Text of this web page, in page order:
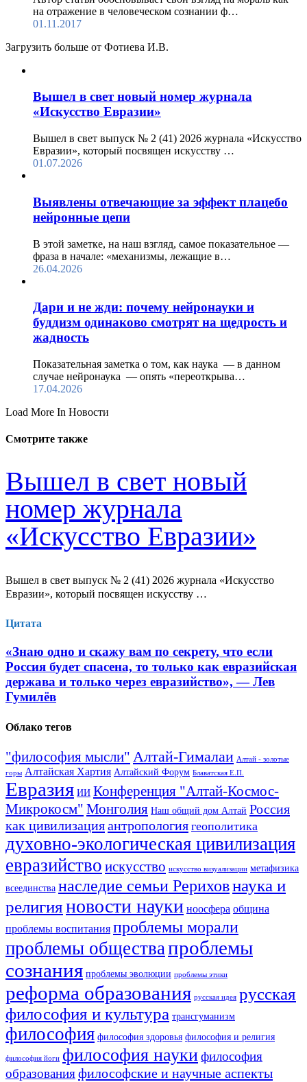
на отражение в человеческом сознании ф…
01.11.2017
Загрузить больше от Фотиева И.В.
Вышел в свет новый номер журнала
«Искусство Евразии»
Вышел в свет выпуск № 2 (41) 2026 журнала «Искусство
Евразии», который посвящен искусству …
01.07.2026
Выявлены отвечающие за эффект плацебо
нейронные цепи
В этой заметке, на наш взгляд, самое показательное —
фраза в начале: «механизмы, лежащие в…
26.04.2026
Дари и не жди: почему нейронауки и
буддизм одинаково смотрят на щедрость и
жадность
Показательная заметка о том, как наука — в данном
случае нейронаука — опять «переоткрыва…
17.04.2026
Load More In Новости
Смотрите также
Вышел в свет новый
номер журнала
«Искусство Евразии»
Вышел в свет выпуск № 2 (41) 2026 журнала «Искусство
Евразии», который посвящен искусству …
Цитата
«Знаю одно и скажу вам по секрету, что если
Россия будет спасена, то только как евразийская
держава и только через евразийство», — Лев
Гумилёв
Облако тегов
"философия мысли" Алтай-Гималаи Алтай - золотые
горы Алтайская Хартия Алтайский Форум Блаватская Е.П.
Евразия ИИ Конференция "Алтай-Космос-
Микрокосм" Монголия Наш общий дом Алтай Россия
как цивилизацияантропология геополитика
духовно-экологическая цивилизация
евразийство искусство искусство визуализации метафизика
всеединства наследие семьи Рериховнаука и
религияновости науки ноосфера община
проблемы воспитания проблемы морали
проблемы обществапроблемы
сознания проблемы эволюции проблемы этики
реформа образования русская идея русская
философия и культура трансгуманизм
философия философия здоровья философия и религия
философия йоги философия наукифилософия
образованияфилософские и научные аспекты